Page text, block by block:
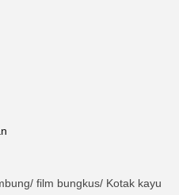
film bungkus/ Kotak kayu